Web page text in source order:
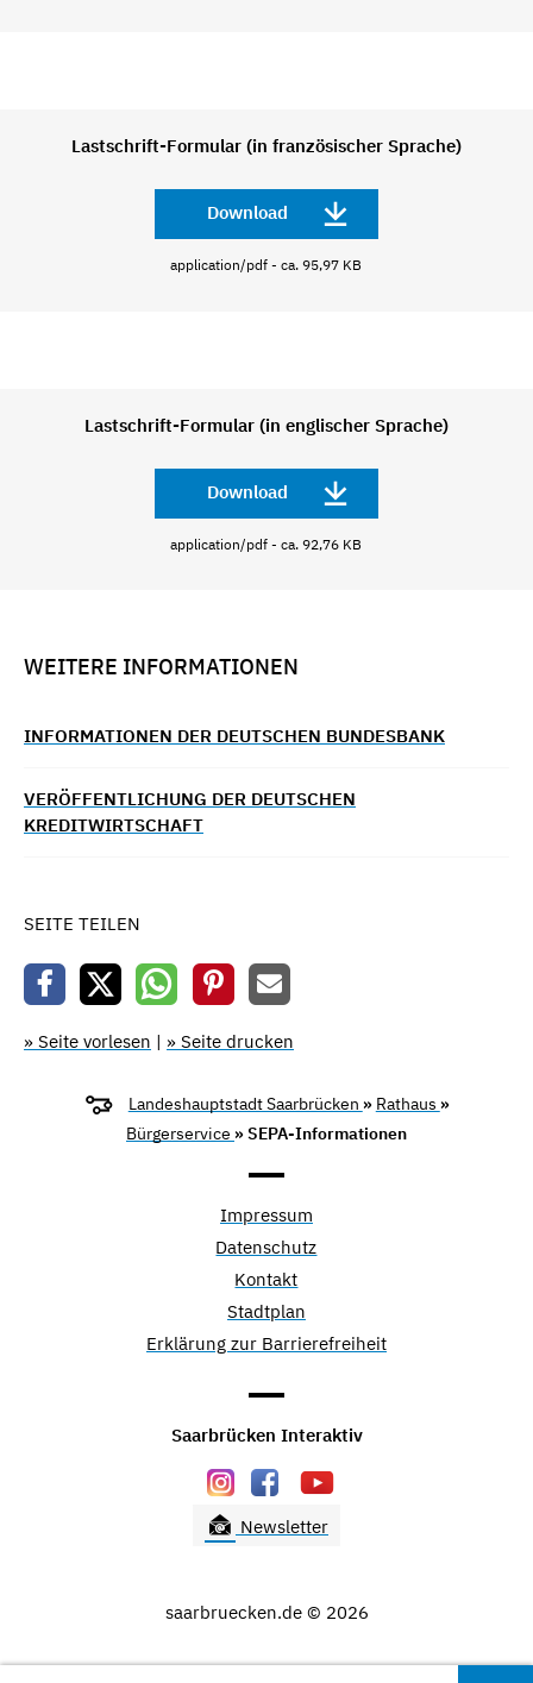
Lastschrift-Formular (in französischer Sprache)
Download
application/pdf - ca. 95,97 KB
Lastschrift-Formular (in englischer Sprache)
Download
application/pdf - ca. 92,76 KB
WEITERE INFORMATIONEN
INFORMATIONEN DER DEUTSCHEN BUNDESBANK
VERÖFFENTLICHUNG DER DEUTSCHEN
KREDITWIRTSCHAFT
SEITE TEILEN
» Seite vorlesen | » Seite drucken
Landeshauptstadt Saarbrücken » Rathaus »
Bürgerservice » SEPA-Informationen
Impressum
Datenschutz
Kontakt
Stadtplan
Erklärung zur Barrierefreiheit
Saarbrücken Interaktiv
Newsletter
saarbruecken.de © 2026